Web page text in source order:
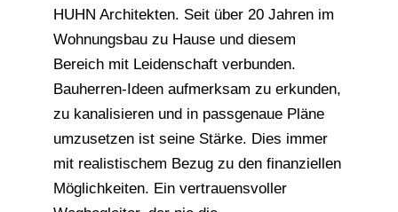
HUHN Architekten. Seit über 20 Jahren im
Wohnungsbau zu Hause und diesem
Bereich mit Leidenschaft verbunden.
Bauherren-Ideen aufmerksam zu erkunden,
zu kanalisieren und in passgenaue Pläne
umzusetzen ist seine Stärke. Dies immer
mit realistischem Bezug zu den finanziellen
Möglichkeiten. Ein vertrauensvoller